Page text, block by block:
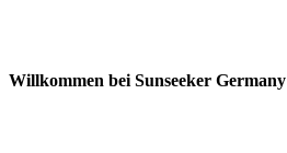
Willkommen bei Sunseeker Germany